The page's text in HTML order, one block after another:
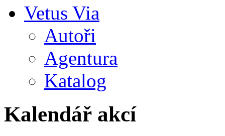
Vetus Via
Autoři
Agentura
Katalog
Kalendář akcí